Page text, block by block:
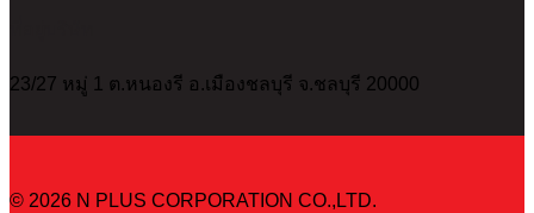
23/27 หมู่ 1 ต.หนองรี อ.เมืองชลบุรี จ.ชลบุรี 20000
© 2026 N PLUS CORPORATION CO.,LTD.